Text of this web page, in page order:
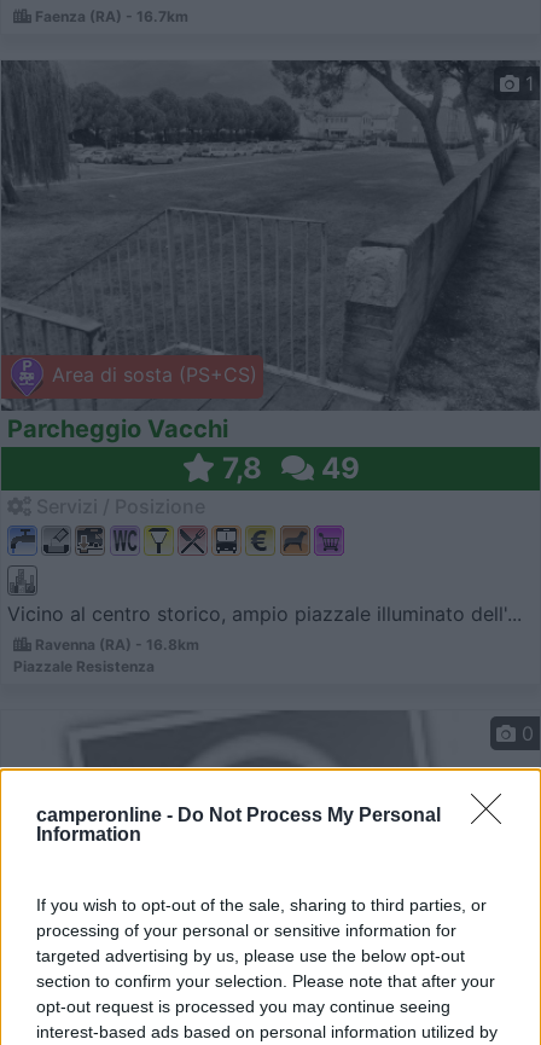
camperonline - Do Not Process My Personal
Information
If you wish to opt-out of the sale, sharing to third parties, or
processing of your personal or sensitive information for
targeted advertising by us, please use the below opt-out
section to confirm your selection. Please note that after your
opt-out request is processed you may continue seeing
interest-based ads based on personal information utilized by
Faenza (RA) - 16.7km
Area di sosta (PS+CS)
1
Parcheggio Vacchi
7,8 49
Vicino al centro storico, ampio piazzale illuminato dell'...
Ravenna (RA) - 16.8km
Piazzale Resistenza
Area di sosta (PS+CS)
0